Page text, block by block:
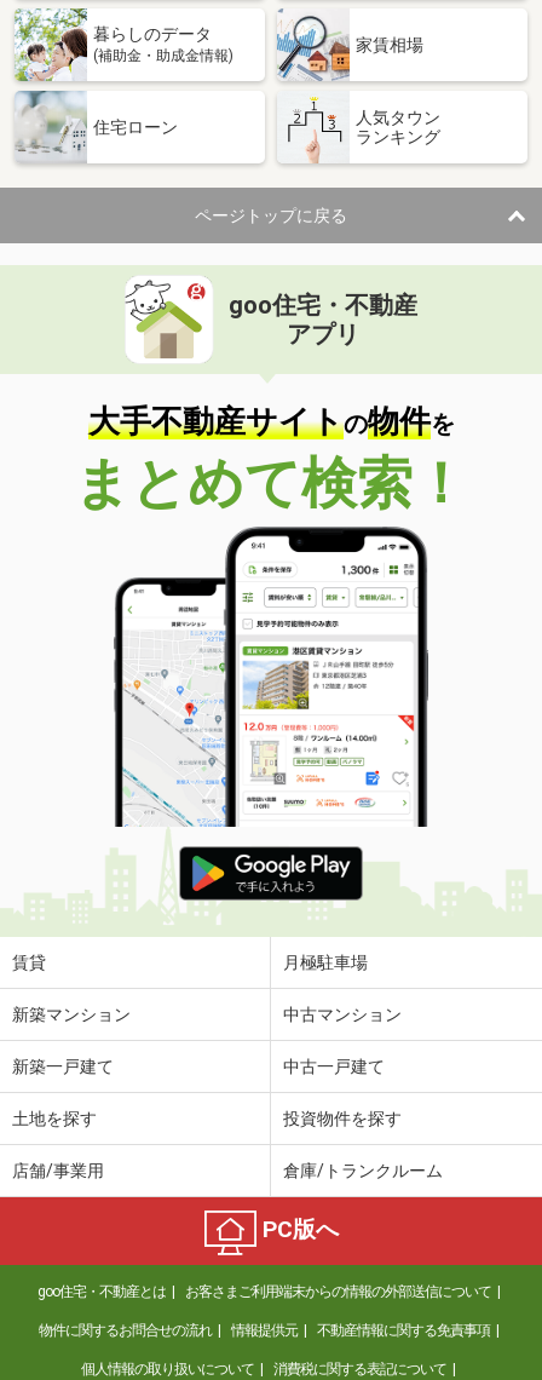
住 所
北海道札幌市北区北二十八条西９
専有面積 34.08m²
北海道札幌市白石区本郷通８丁目北
北海道札幌市白石区本郷通８丁目北
北海道札幌市中央区北二条東１丁目
価 格
専有面積 54.25m²
間取り
3LDK
北海道函館市深堀町
6.05万円
住 所
北海道函館市深堀町
専有面積
58.45m²
間取り
2LDK
北海道札幌市豊平区豊平一条１
価 格
9.50万円
住 所
北海道札幌市豊平区豊平一条１
専有面積 62.1m²
間取り
2LDK
北海道帯広市西三条南３０
価 格
住 所
北海道帯広市西三条南３０
間取り
2LDK
北海道札幌市厚別区厚別中央二条３丁目
北海道札幌市厚別区厚別中央二条３丁
目
間取り
1LDK
北海道札幌市東区北二十三条東１９丁目
価 格
4万円
住 所
北海道札幌市東区北二十三条東１９丁
暮らしのデータ
(補助金・助成金情報)
家賃相場
住宅ローン
人気タウン
ランキング
ページトップに戻る
goo住宅・不動産
アプリ
大手不動産サイトの物件を
まとめて検索！
賃貸 月極駐車場
新築マンション 中古マンション
新築一戸建て 中古一戸建て
土地を探す 投資物件を探す
店舗/事業用 倉庫/トランクルーム
PC版へ
goo住宅・不動産とは お客さまご利用端末からの情報の外部送信について
物件に関するお問合せの流れ 情報提供元 不動産情報に関する免責事項
個人情報の取り扱いについて 消費税に関する表記について